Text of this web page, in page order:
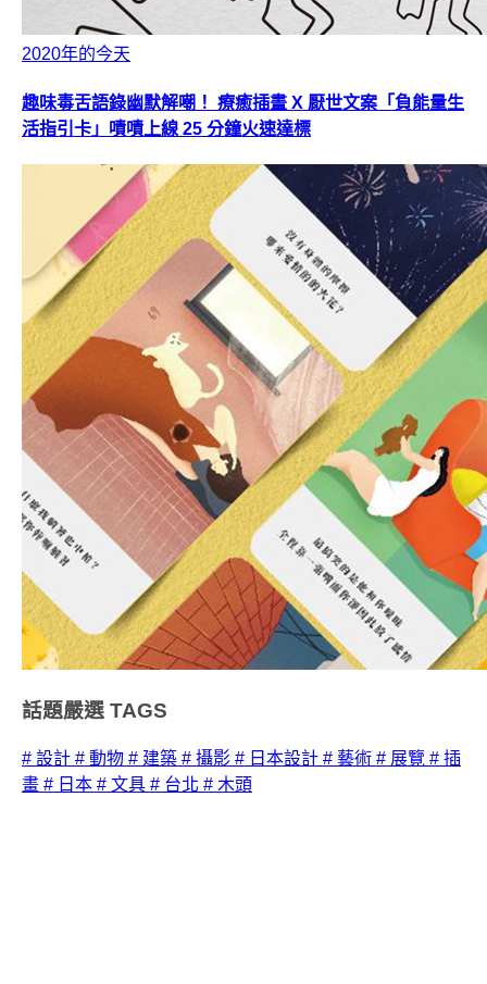
2020年的今天
趣味毒舌語錄幽默解嘲！ 療癒插畫 X 厭世文案「負能量生
活指引卡」嘖嘖上線 25 分鐘火速達標
話題嚴選 TAGS
# 設計 # 動物 # 建築 # 攝影 # 日本設計 # 藝術 # 展覽 # 插
畫 # 日本 # 文具 # 台北 # 木頭